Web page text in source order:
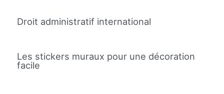
Droit administratif international
Les stickers muraux pour une décoration
facile